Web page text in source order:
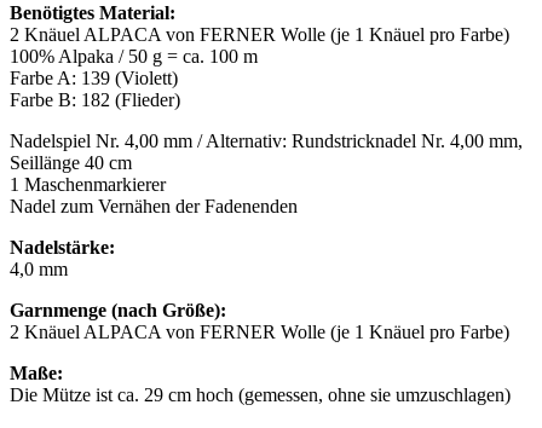
Benötigtes Material:
2 Knäuel ALPACA von FERNER Wolle (je 1 Knäuel pro Farbe)
100% Alpaka / 50 g = ca. 100 m
Farbe A: 139 (Violett)
Farbe B: 182 (Flieder)
Nadelspiel Nr. 4,00 mm / Alternativ: Rundstricknadel Nr. 4,00 mm,
Seillänge 40 cm
1 Maschenmarkierer
Nadel zum Vernähen der Fadenenden
Nadelstärke:
4,0 mm
Garnmenge (nach Größe):
2 Knäuel ALPACA von FERNER Wolle (je 1 Knäuel pro Farbe)
Maße:
Die Mütze ist ca. 29 cm hoch (gemessen, ohne sie umzuschlagen)